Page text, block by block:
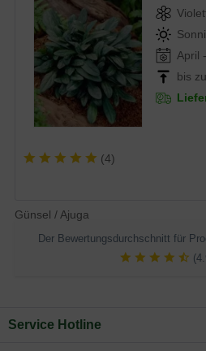
April
bis
(4)
Günsel / Ajuga
Der Bewertungsdurchschnitt für
Service Hotline